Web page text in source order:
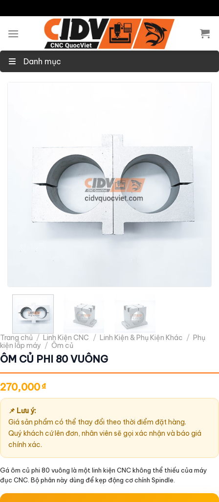
to
content
Danh mục
Trang chủ / Linh Kiện CNC / Linh Kiện & Phụ Kiện Khác / Phụ
kiện lắp máy / Ôm củ
ÔM CỦ PHI 80 VUÔNG
270,000₫
📌 Lưu ý:
Giá sản phẩm có thể thay đổi theo thời điểm đặt hàng.
Quý khách cứ lên đơn, nhân viên sẽ gọi xác nhận và báo giá
chính xác.
Gá ôm củ phi 80 vuông là một linh kiện CNC không thể thiếu của máy
đục CNC. Bộ phân này dùng để kẹp động cơ chính Spindle.